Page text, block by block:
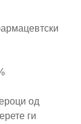
од
ги